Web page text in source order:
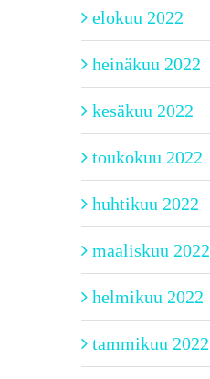
elokuu 2022
heinäkuu 2022
kesäkuu 2022
toukokuu 2022
huhtikuu 2022
maaliskuu 2022
helmikuu 2022
tammikuu 2022